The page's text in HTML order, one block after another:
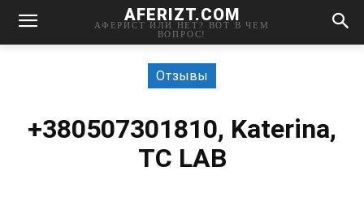
AFERIZT.COM
АФЕРИСТ ИЛИ НЕТ? ВОТ В ЧЕМ
ВОПРОС!
Отзывы
+380507301810, Katerina,
TC LAB